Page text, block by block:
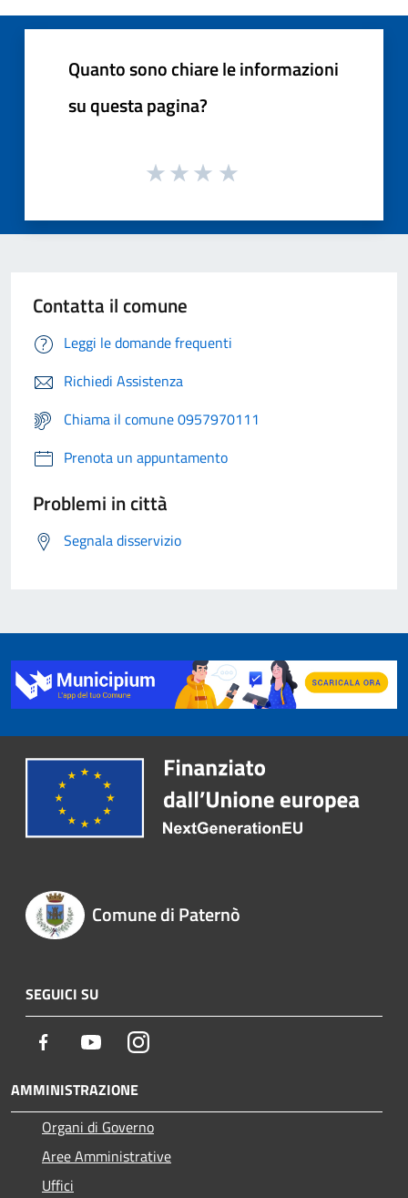
Quanto sono chiare le informazioni
su questa pagina?
Contatta il comune
Leggi le domande frequenti
Richiedi Assistenza
Chiama il comune 0957970111
Prenota un appuntamento
Problemi in città
Segnala disservizio
Comune di Paternò
SEGUICI SU
Facebook YoutubeInstagram
AMMINISTRAZIONE
Organi di Governo
Aree Amministrative
Uffici